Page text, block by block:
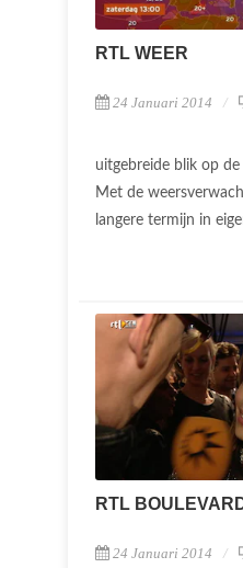
RTL WEER
24 Januari 2014
uitgebreide blik op
Met de
langere termijn in
RTL
24 Januari 2014